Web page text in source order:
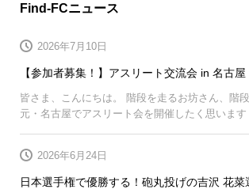
Find-FCニュース
【参加者募集！】アスリート交流会 in 名古
2026年7月10日
皆さま、こんにちは。 階段を走るお坊さん、階
元・名古屋でアスリート会を開催したく思いま
日本選手権で優勝する！砲丸投げの吉沢 花菜
2026年6月24日